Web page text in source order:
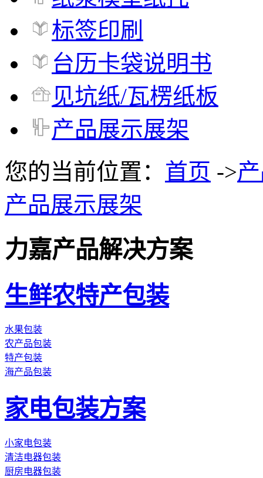
标签印刷
台历卡袋说明书
见坑纸/瓦楞纸板
产品展示展架
您的当前位置： 首页 ->
产品展示展架
力嘉产品解决方案
生鲜农特产包装
水果包装
农产品包装
特产包装
海产品包装
家电包装方案
小家电包装
清洁电器包装
厨房电器包装